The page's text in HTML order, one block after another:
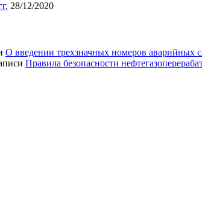
28/12/2020
О введении трехзначных номеров аварийных
Правила безопасности